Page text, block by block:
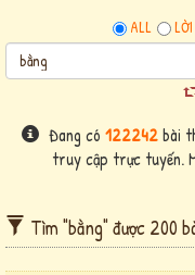
ALL
Đang có 122242bài
truy cập trực tuyến.
Tìm "bằng" được 200